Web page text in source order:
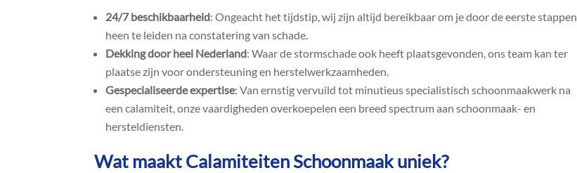
24/7 beschikbaarheid: Ongeacht het tijdstip, wij zijn altijd bereikbaar om je door de eerste stappen
heen te leiden na constatering van schade.​
Dekking door heel Nederland: Waar de stormschade ook heeft plaatsgevonden, ons team kan ter
plaatse zijn voor ondersteuning en herstelwerkzaamheden.​
Gespecialiseerde expertise: Van ernstig vervuild tot minutieus specialistisch schoonmaakwerk na
een calamiteit, onze vaardigheden overkoepelen een breed spectrum aan schoonmaak- en
hersteldiensten.​
Wat maakt Calamiteiten Schoonmaak uniek?